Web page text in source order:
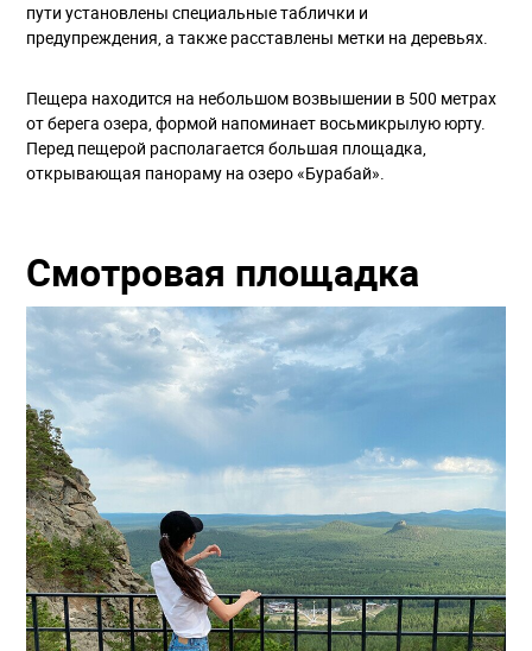
пути установлены специальные таблички и
предупреждения, а также расставлены метки на деревьях.
Пещера находится на небольшом возвышении в 500 метрах
от берега озера, формой напоминает восьмикрылую юрту.
Перед пещерой располагается большая площадка,
открывающая панораму на озеро «Бурабай».
Смотровая площадка